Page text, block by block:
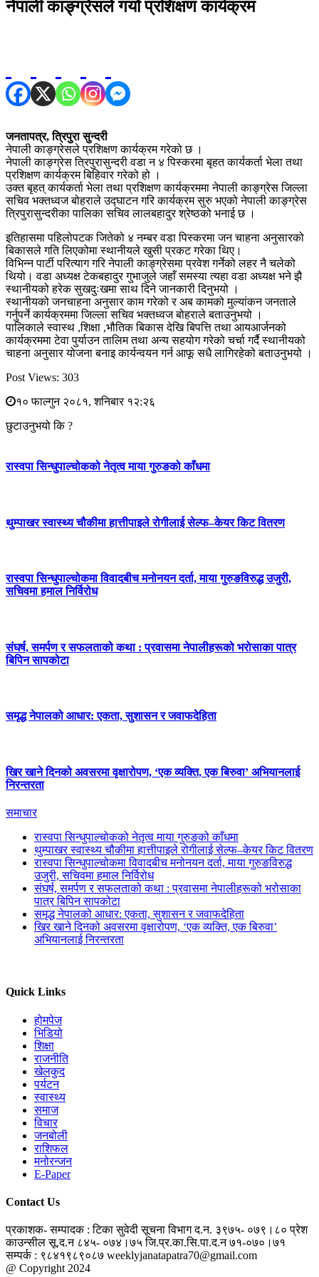
नेपाली काङ्ग्रेसले गर्यो प्रशिक्षण कार्यक्रम
जनतापत्र, त्रिपुरा सुन्दरी
नेपाली काङ्ग्रेसले प्रशिक्षण कार्यक्रम गरेको छ ।
नेपाली काङ्ग्रेस त्रिपुरासुन्दरी वडा न ४ पिस्करमा बृहत कार्यकर्ता भेला तथा
प्रशिक्षण कार्यक्रम बिहिवार गरेको हो ।
उक्त बृहत् कार्यकर्ता भेला तथा प्रशिक्षण कार्यक्रममा नेपाली काङ्ग्रेस जिल्ला
सचिव भक्तध्वज बोहराले उद्घाटन गरि कार्यक्रम सुरु भएको नेपाली काङ्ग्रेस
त्रिपुरासुन्दरीका पालिका सचिव लालबहादुर श्रेष्ठको भनाई छ ।
इतिहासमा पहिलोपटक जितेको ४ नम्बर वडा पिस्करमा जन चाहना अनुसारको
बिकासले गति लिएकोमा स्थानीयले खुसी प्रकट गरेका थिए।
विभिन्न पार्टी परित्याग गरि नेपाली काङ्ग्रेसमा प्रवेश गर्नेको लहर नै चलेको
थियो। वडा अध्यक्ष टेकबहादुर गुभाजुले जहाँ समस्या त्यहा वडा अध्यक्ष भने झै
स्थानीयको हरेक सुखदुःखमा साथ दिने जानकारी दिनुभयो ।
स्थानीयको जनचाहना अनुसार काम गरेको र अब कामको मुल्यांकन जनताले
गर्नुपर्ने कार्यक्रममा जिल्ला सचिव भक्तध्वज बोहराले बताउनुभयो ।
पालिकाले स्वास्थ ,शिक्षा ,भौतिक बिकास देखि बिपत्ति तथा आयआर्जनको
कार्यक्रममा टेवा पुर्याउन तालिम तथा अन्य सहयोग गरेको चर्चा गर्दै स्थानीयको
चाहना अनुसार योजना बनाइ कार्यन्वयन गर्न आफू सधै लागिरहेको बताउनुभयो ।
Post Views: 303
१० फाल्गुन २०८१, शनिबार १२:२६
छुटाउनुभयो कि ?
रास्वपा सिन्धुपाल्चोकको नेतृत्व माया गुरुङको काँधमा
थुम्पाखर स्वास्थ्य चौकीमा हात्तीपाइले रोगीलाई सेल्फ–केयर किट वितरण
रास्वपा सिन्धुपाल्चोकमा विवादबीच मनोनयन दर्ता, माया गुरुङविरुद्ध उजुरी,
सचिवमा हमाल निर्विरोध
संघर्ष, समर्पण र सफलताको कथा : प्रवासमा नेपालीहरूको भरोसाका पात्र
बिपिन सापकोटा
समृद्ध नेपालको आधार: एकता, सुशासन र जवाफदेहिता
खिर खाने दिनको अवसरमा वृक्षारोपण, ‘एक व्यक्ति, एक बिरुवा’ अभियानलाई
निरन्तरता
समाचार
रास्वपा सिन्धुपाल्चोकको नेतृत्व माया गुरुङको काँधमा
थुम्पाखर स्वास्थ्य चौकीमा हात्तीपाइले रोगीलाई सेल्फ–केयर किट वितरण
रास्वपा सिन्धुपाल्चोकमा विवादबीच मनोनयन दर्ता, माया गुरुङविरुद्ध
उजुरी, सचिवमा हमाल निर्विरोध
संघर्ष, समर्पण र सफलताको कथा : प्रवासमा नेपालीहरूको भरोसाका
पात्र बिपिन सापकोटा
समृद्ध नेपालको आधार: एकता, सुशासन र जवाफदेहिता
खिर खाने दिनको अवसरमा वृक्षारोपण, ‘एक व्यक्ति, एक बिरुवा’
अभियानलाई निरन्तरता
Quick Links
होमपेज
भिडियो
शिक्षा
राजनीति
खेलकुद
पर्यटन
स्वास्थ्य
समाज
विचार
जनबोली
राशिफल
मनोरन्जन
E-Paper
Contact Us
प्रकाशक- सम्पादक : टिका सुवेदी सूचना विभाग द.न. ३९७५- ०७९।८० प्रेश
काउन्सील सू.द.न ८४५- ०७४।७५ जि.प्र.का.सि.पा.द.न ७१-०७०।७१
सम्पर्क : ९८४१९८९०८७ weeklyjanatapatra70@gmail.com
@ Copyright 2024